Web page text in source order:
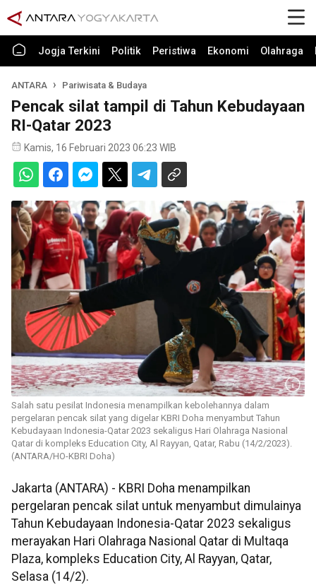
Jogja Terkini Politik Peristiwa Ekonomi Olahraga
ANTARA Pariwisata & Budaya
Pencak silat tampil di Tahun Kebudayaan
RI-Qatar 2023
Kamis, 16 Februari 2023 06:23 WIB
Salah satu pesilat Indonesia menampilkan kebolehannya dalam
pergelaran pencak silat yang digelar KBRI Doha menyambut Tahun
Kebudayaan Indonesia-Qatar 2023 sekaligus Hari Olahraga Nasional
Qatar di kompleks Education City, Al Rayyan, Qatar, Rabu (14/2/2023).
(ANTARA/HO-KBRI Doha)
Jakarta (ANTARA) - KBRI Doha menampilkan
pergelaran pencak silat untuk menyambut dimulainya
Tahun Kebudayaan Indonesia-Qatar 2023 sekaligus
merayakan Hari Olahraga Nasional Qatar di Multaqa
Plaza, kompleks Education City, Al Rayyan, Qatar,
Selasa (14/2).